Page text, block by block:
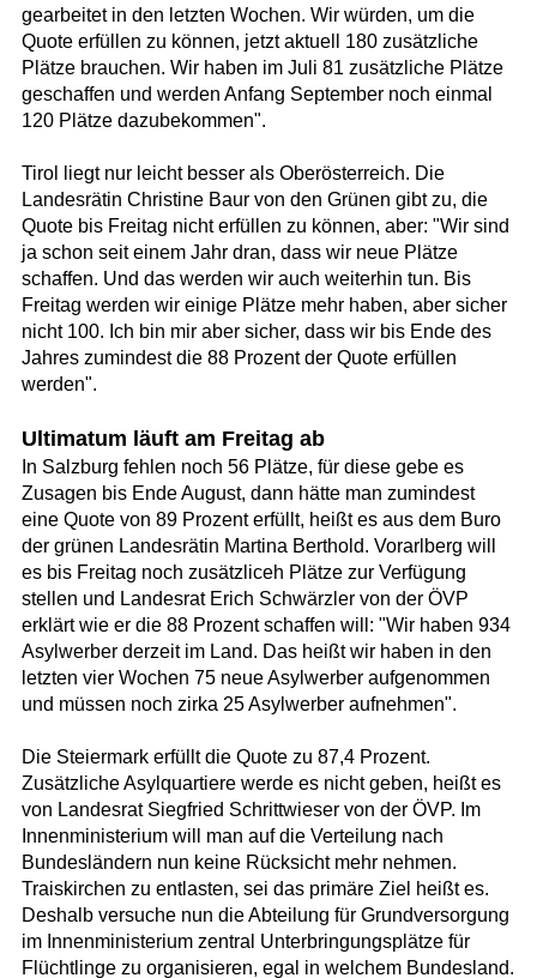
gearbeitet in den letzten Wochen. Wir würden, um die
Quote erfüllen zu können, jetzt aktuell 180 zusätzliche
Plätze brauchen. Wir haben im Juli 81 zusätzliche Plätze
geschaffen und werden Anfang September noch einmal
120 Plätze dazubekommen".
Tirol liegt nur leicht besser als Oberösterreich. Die
Landesrätin Christine Baur von den Grünen gibt zu, die
Quote bis Freitag nicht erfüllen zu können, aber: "Wir sind
ja schon seit einem Jahr dran, dass wir neue Plätze
schaffen. Und das werden wir auch weiterhin tun. Bis
Freitag werden wir einige Plätze mehr haben, aber sicher
nicht 100. Ich bin mir aber sicher, dass wir bis Ende des
Jahres zumindest die 88 Prozent der Quote erfüllen
werden".
Ultimatum läuft am Freitag ab
In Salzburg fehlen noch 56 Plätze, für diese gebe es
Zusagen bis Ende August, dann hätte man zumindest
eine Quote von 89 Prozent erfüllt, heißt es aus dem Buro
der grünen Landesrätin Martina Berthold. Vorarlberg will
es bis Freitag noch zusätzliceh Plätze zur Verfügung
stellen und Landesrat Erich Schwärzler von der ÖVP
erklärt wie er die 88 Prozent schaffen will: "Wir haben 934
Asylwerber derzeit im Land. Das heißt wir haben in den
letzten vier Wochen 75 neue Asylwerber aufgenommen
und müssen noch zirka 25 Asylwerber aufnehmen".
Die Steiermark erfüllt die Quote zu 87,4 Prozent.
Zusätzliche Asylquartiere werde es nicht geben, heißt es
von Landesrat Siegfried Schrittwieser von der ÖVP. Im
Innenministerium will man auf die Verteilung nach
Bundesländern nun keine Rücksicht mehr nehmen.
Traiskirchen zu entlasten, sei das primäre Ziel heißt es.
Deshalb versuche nun die Abteilung für Grundversorgung
im Innenministerium zentral Unterbringungsplätze für
Flüchtlinge zu organisieren, egal in welchem Bundesland.